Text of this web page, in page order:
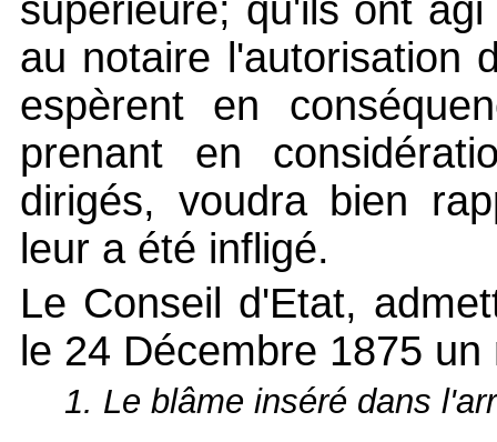
supérieure; qu'ils ont
au notaire l'autorisation
espèrent en
prenant en
dirigés, voudra bien
leur a été infligé.
Le Conseil d'Etat,
le 24 Décembre 1875
1. Le blâme inséré dans